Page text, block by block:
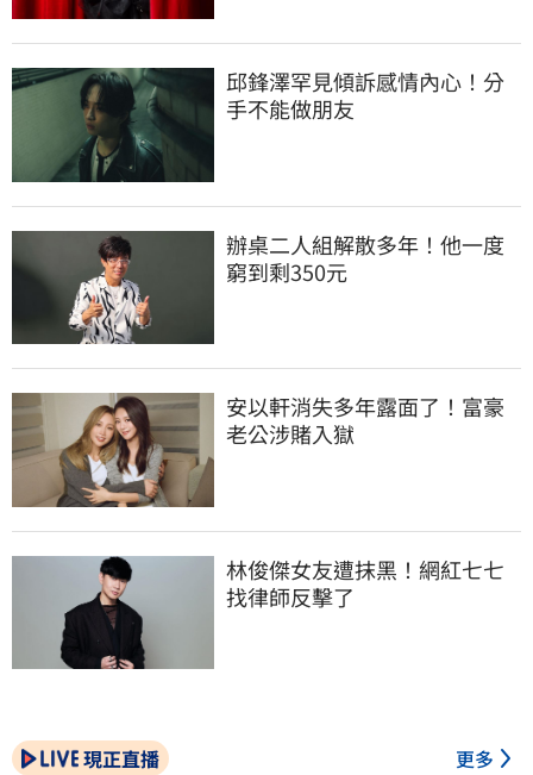
邱鋒澤罕見傾訴感情內心！分
手不能做朋友
辦桌二人組解散多年！他一度
窮到剩350元
安以軒消失多年露面了！富豪
老公涉賭入獄
林俊傑女友遭抹黑！網紅七七
找律師反擊了
現正直播 更多